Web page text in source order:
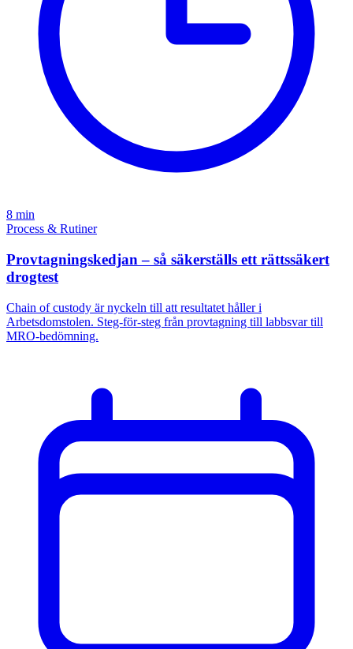
8 min
Process & Rutiner
Provtagningskedjan – så säkerställs ett rättssäkert
drogtest
Chain of custody är nyckeln till att resultatet håller i
Arbetsdomstolen. Steg-för-steg från provtagning till labbsvar till
MRO-bedömning.